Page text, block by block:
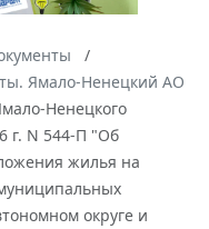
Ямало-Ненецкий АО
Ненецкого
г. N 544-П "Об
жилья на
округе и